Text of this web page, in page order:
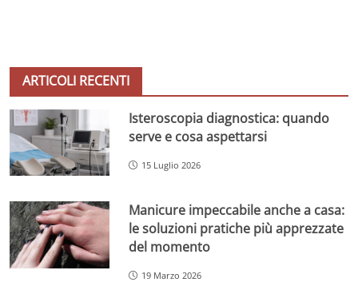
ARTICOLI RECENTI
Isteroscopia diagnostica: quando
serve e cosa aspettarsi
15 Luglio 2026
Manicure impeccabile anche a casa:
le soluzioni pratiche più apprezzate
del momento
19 Marzo 2026